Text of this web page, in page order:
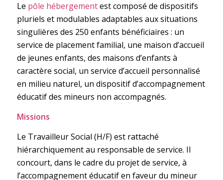
Le pôle hébergementest composé de dispositifs
pluriels et modulables adaptables aux situations
singulières des 250 enfants bénéficiaires : un
service de placement familial, une maison d’accueil
de jeunes enfants, des maisons d’enfants à
caractère social, un service d’accueil personnalisé
en milieu naturel, un dispositif d’accompagnement
éducatif des mineurs non accompagnés.
Missions
Le Travailleur Social (H/F) est rattaché
hiérarchiquement au responsable de service. Il
concourt, dans le cadre du projet de service, à
l’accompagnement éducatif en faveur du mineur